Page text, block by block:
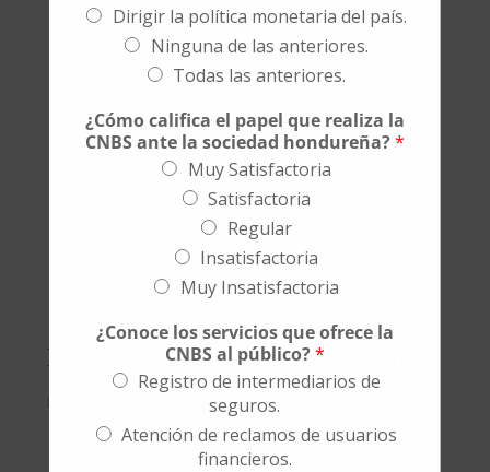
Consultas, reclamos y
Reclamos relacionados con las Instituciones
Supervisadas
Central de Información Crediticia
Registros Públicos
Educación Financiera
Disciplina de Mercado y Transparencia
Nuestras oficinas a nivel nacional
Estamos ubicados en:
Dirigir la política monetaria del país.
Ninguna de las anteriores.
Todas las anteriores.
¿Cómo califica el papel que realiza la
CNBS ante la sociedad hondureña?*
Muy Satisfactoria
Satisfactoria
Regular
Insatisfactoria
Muy Insatisfactoria
¿Conoce los servicios que ofrece la
CNBS al público?*
Registro de intermediarios de
seguros.
Atención de reclamos de usuarios
financieros.